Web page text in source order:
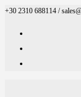
Skip
+30 2310 688114 /